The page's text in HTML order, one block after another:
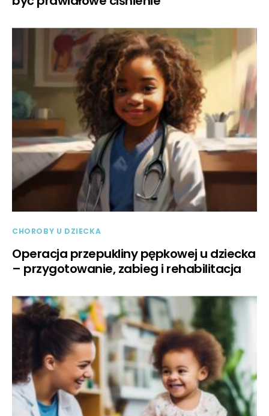
CHOROBY U DZIECKA
Operacja przepukliny pępkowej u dziecka
– przygotowanie, zabieg i rehabilitacja